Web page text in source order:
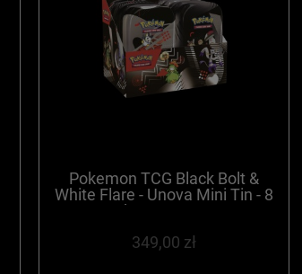
Pokemon TCG Black Bolt &
White Flare - Unova Mini Tin - 8
puszek - WYPRZEDANE
349,00 zł